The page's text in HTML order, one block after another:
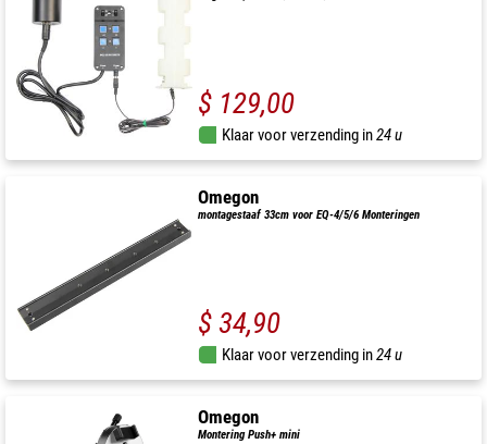
$ 129,00
Klaar voor verzending in24 u
Omegon
montagestaaf 33cm voor EQ-4/5/6 Monteringen
$ 34,90
Klaar voor verzending in24 u
Omegon
Montering Push+ mini